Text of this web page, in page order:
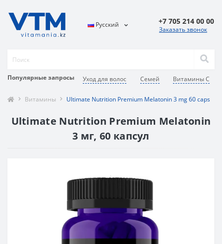
Популярные запросы Уход для волос Семей Витамины C
Русский +7 705 214 00 00
Заказать звонок
Витамины Ultimate Nutrition Premium Melatonin 3 mg 60 caps
Ultimate Nutrition Premium Melatonin
3 мг, 60 капсул